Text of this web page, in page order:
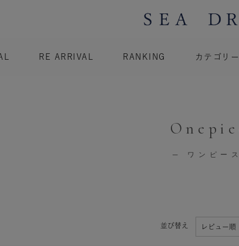
RE ARRIVAL RANKING カテゴリー
─ ワンピー
並び替え